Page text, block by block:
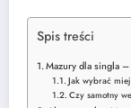
Spis treści
Mazury dla singla
Jak wybrać
Czy samotny